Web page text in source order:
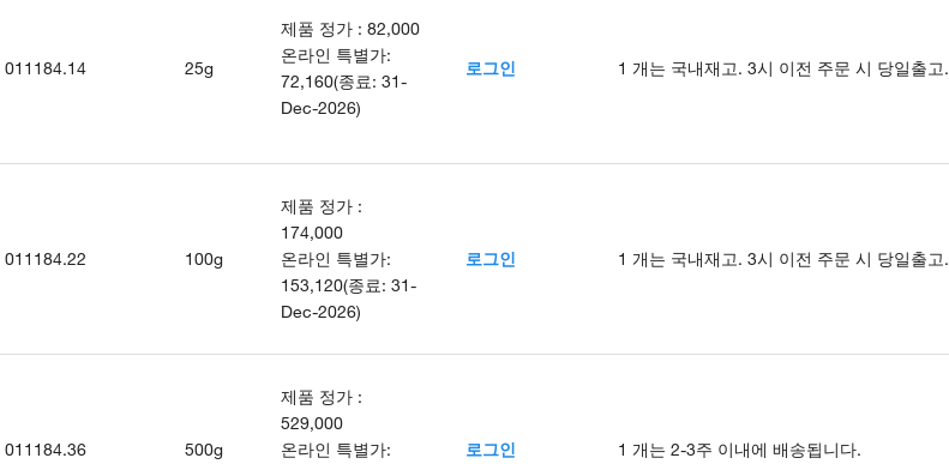
011184.14 25g
제품 정가 : 82,000
온라인 특별가:
72,160(종료: 31-
Dec-2026)
로그인 1 개는 국내재고. 3시 이전 주문 시 당일출고.
011184.22 100g
제품 정가 :
174,000
온라인 특별가:
153,120(종료: 31-
Dec-2026)
로그인 1 개는 국내재고. 3시 이전 주문 시 당일출고.
011184.36 500g
제품 정가 :
529,000
온라인 특별가:
로그인 1 개는 2-3주 이내에 배송됩니다.